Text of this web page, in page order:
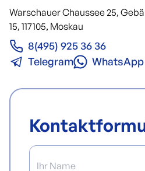
Warschauer Chaussee 25,
15, 117105, Moskau
8(495) 925 36 36
Telegram
WhatsApp